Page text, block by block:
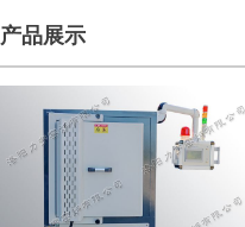
产品展示